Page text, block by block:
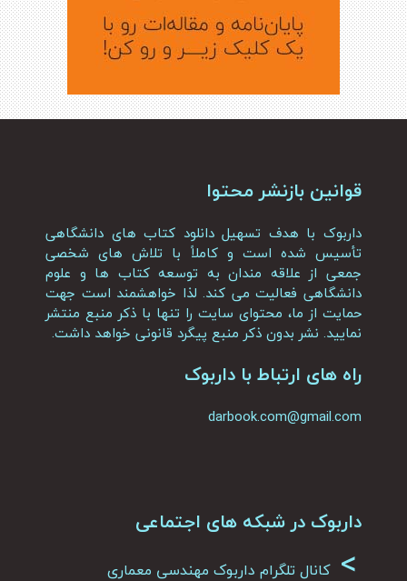
قوانین بازنشر محتوا
داربوک با هدف تسهیل دانلود کتاب های دانشگاهی
تأسیس شده است و کاملاً با تلاش های شخصی
جمعی از علاقه مندان به توسعه کتاب ها و علوم
دانشگاهی فعالیت می کند. لذا خواهشمند است جهت
حمایت از ما، محتوای سایت را تنها با ذکر منبع منتشر
نمایید. نشر بدون ذکر منبع پیگرد قانونی خواهد داشت.
راه های ارتباط با داربوک
darbook.com@gmail.com
داربوک در شبکه های اجتماعی
> کانال تلگرام داربوک مهندسی معماری